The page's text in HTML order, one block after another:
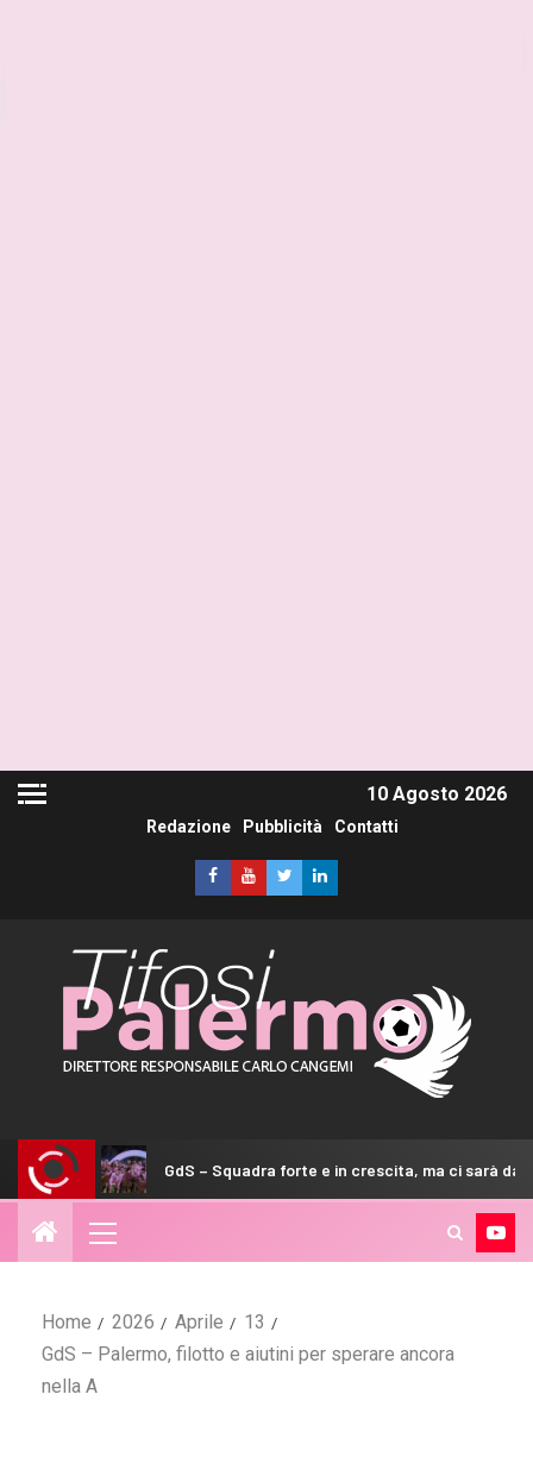
10 Agosto 2026
Redazione Pubblicità Contatti
GdS – Squadra forte e in crescita, ma ci sarà da lottare
Home 2026 Aprile
13
GdS – Palermo, filotto e aiutini per sperare ancora
nella A